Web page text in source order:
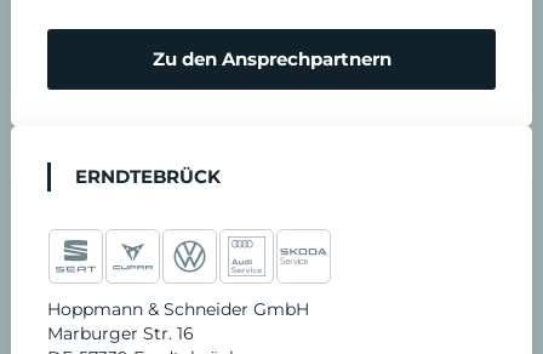
Zu den Ansprechpartnern
ERNDTEBRÜCK
Hoppmann & Schneider GmbH
Marburger Str. 16